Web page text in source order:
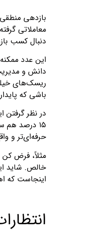
بازدهی
معاملاتی
دنبال کسب بازدهی در
دانش و
ریسک‌های
باشی که
۱۵ درصد
حرفه‌ای‌تر و
خالص. شاید
اینجاست که